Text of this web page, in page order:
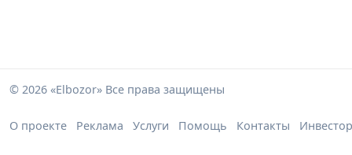
© 2026 «Elbozor» Все права защищены
О проекте Реклама Услуги Помощь Контакты